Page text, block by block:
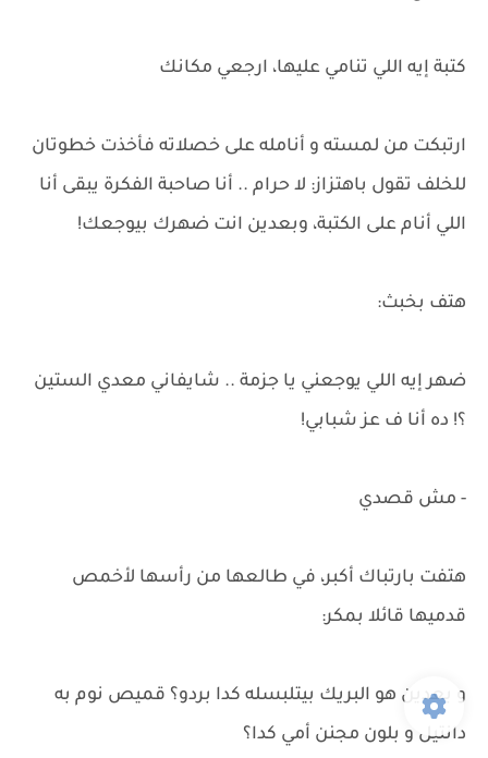
كتبة إيه اللي تنامي عليها، ارجعي مكانك
ارتبكت من لمسته و أنامله على خصلاته فأخذت خطوتان
للخلف تقول باهتزاز: لا حرام .. أنا صاحبة الفكرة يبقى أنا
اللي أنام على الكتبة، وبعدين انت ضهرك بيوجعك!
هتف بخبث:
ضهر إيه اللي يوجعني يا جزمة .. شايفاني معدي الستين
؟! ده أنا ف عز شبابي!
- مش قصدي
هتفت بارتباك أكبر، في طالعها من رأسها لأخمص
قدميها قائلا بمكر:
و بعدين هو البريك بيتلبسله كدا بردو؟ قميص نوم به
دانتيل و بلون مجنن أمي كدا؟